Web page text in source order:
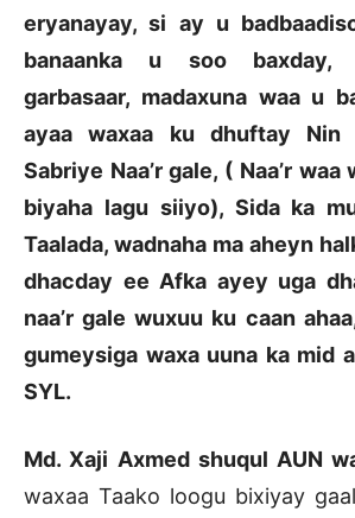
eryanayay, si ay u
banaanka u soo baxday,
garbasaar, madaxuna waa u
ayaa waxaa ku dhuftay
Sabriye Naa’r gale, ( Naa’r
biyaha lagu siiyo), Sida ka
Taalada, wadnaha ma aheyn
dhacday ee Afka ayey uga
naa’r gale wuxuu ku caan
gumeysiga waxa uuna ka mid
SYL.
Md. Xaji Axmed shuqul AUN
waxaa Taako loogu bixiyay